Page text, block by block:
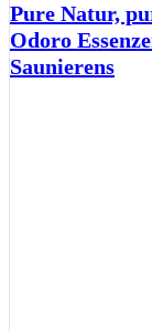
Pure Natur,
Odoro
Saunierens